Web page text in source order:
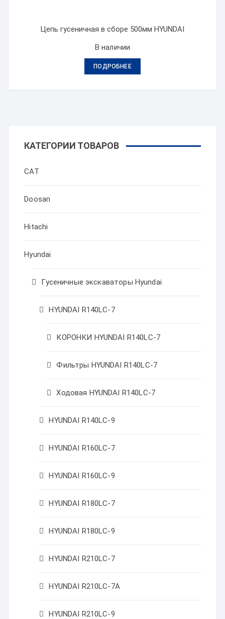
Цепь гусеничная в сборе 500мм HYUNDAI
В наличии
ПОДРОБНЕЕ
КАТЕГОРИИ ТОВАРОВ
CAT
Doosan
Hitachi
Hyundai
Гусеничные экскаваторы Hyundai
HYUNDAI R140LC-7
КОРОНКИ HYUNDAI R140LC-7
Фильтры HYUNDAI R140LC-7
Ходовая HYUNDAI R140LC-7
HYUNDAI R140LC-9
HYUNDAI R160LC-7
HYUNDAI R160LC-9
HYUNDAI R180LC-7
HYUNDAI R180LC-9
HYUNDAI R210LC-7
HYUNDAI R210LC-7A
HYUNDAI R210LC-9